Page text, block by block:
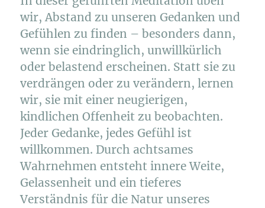
wir, Abstand zu unseren Gedanken und
Gefühlen zu finden – besonders dann,
wenn sie eindringlich, unwillkürlich
oder belastend erscheinen. Statt sie zu
verdrängen oder zu verändern, lernen
wir, sie mit einer neugierigen,
kindlichen Offenheit zu beobachten.
Jeder Gedanke, jedes Gefühl ist
willkommen. Durch achtsames
Wahrnehmen entsteht innere Weite,
Gelassenheit und ein tieferes
Verständnis für die Natur unseres